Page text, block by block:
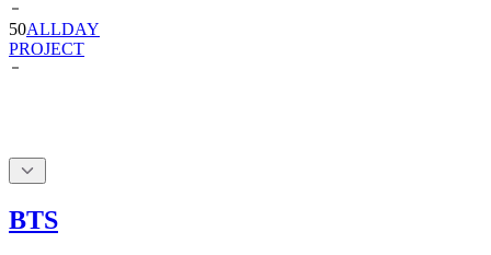
50ALLDAY
PROJECT
BTS